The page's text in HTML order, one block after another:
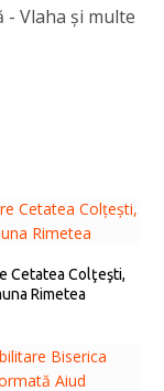
Vlaha și multe
Cetatea Colţeşti,
Rimetea